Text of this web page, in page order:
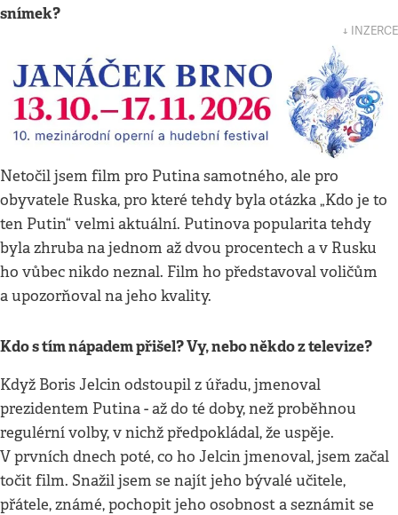
snímek?
↓ INZERCE
Netočil jsem film pro Putina samotného, ale pro
obyvatele Ruska, pro které tehdy byla otázka „Kdo je to
ten Putin“ velmi aktuální. Putinova popularita tehdy
byla zhruba na jednom až dvou procentech a v Rusku
ho vůbec nikdo neznal. Film ho představoval voličům
a upozorňoval na jeho kvality.
Kdo s tím nápadem přišel? Vy, nebo někdo z televize?
Když Boris Jelcin odstoupil z úřadu, jmenoval
prezidentem Putina - až do té doby, než proběhnou
regulérní volby, v nichž předpokládal, že uspěje.
V prvních dnech poté, co ho Jelcin jmenoval, jsem začal
točit film. Snažil jsem se najít jeho bývalé učitele,
přátele, známé, pochopit jeho osobnost a seznámit se